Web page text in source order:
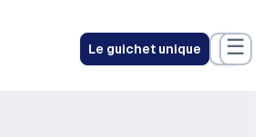
Le guichet unique ☰